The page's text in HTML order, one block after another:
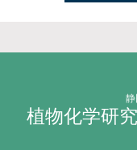
植物化学研